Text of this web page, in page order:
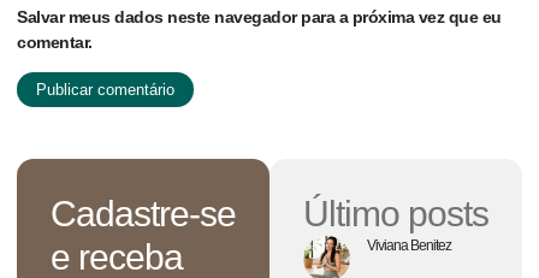
Salvar meus dados neste navegador para a próxima vez que eu
comentar.
Cadastre-se
e receba
Último posts
Viviana Benitez